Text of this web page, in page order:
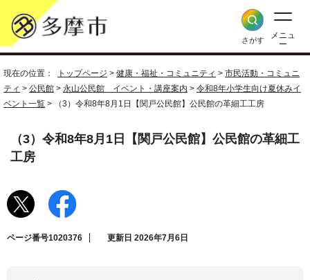
さがす
メニュ
ー
現在の位置： トップページ > 健康・福祉・コミュニティ > 市民活動・コミュニ
ティ > 公民館 > 永山公民館 イベント・講座案内 > 令和8年小学生向け夏休みイ
ベント一覧 > （3）令和8年8月1日【関戸公民館】公民館の革細工工房
（3）令和8年8月1日【関戸公民館】公民館の革細工
工房
ページ番号1020376 更新日 2026年7月6日